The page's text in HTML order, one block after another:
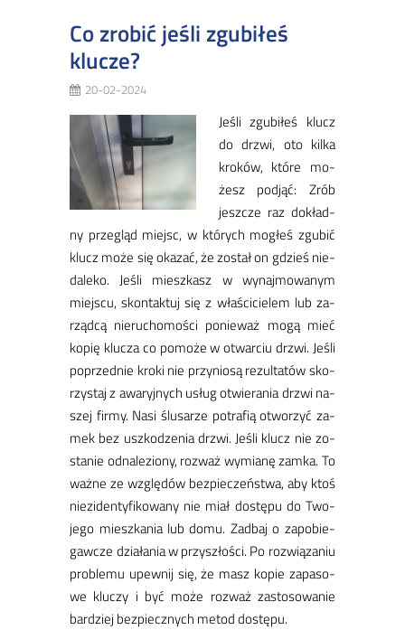
Co zrobić jeśli zgubiłeś
klucze?
20-02-2024
Je­śli zgu­bi­łeś klucz
do drzwi, oto kil­ka
kro­ków, któ­re mo­
żesz pod­jąć: Zrób
jesz­cze raz do­kład­
ny prze­gląd miejsc, w któ­rych mo­głeś zgu­bić
klucz mo­że się oka­zać, że zo­stał on gdzieś nie­
da­le­ko. Je­śli miesz­kasz w wy­naj­mo­wa­nym
miej­scu, skon­tak­tuj się z wła­ści­cie­lem lub za­
rząd­cą nie­ru­cho­mo­ści po­nie­waż mo­gą mieć
ko­pię klu­cza co pomo­że w otwar­ciu drzwi. Je­śli
po­przed­nie kro­ki nie przy­nio­są re­zul­ta­tów sko­
rzy­staj z awa­ryj­nych usług otwie­ra­nia drzwi na­
szej fir­my. Na­si ślu­sa­rze po­tra­fią otwo­rzyć za­
mek bez uszko­dze­nia drzwi. Je­śli klucz nie zo­
sta­nie od­na­le­zio­ny, roz­waż wy­mia­nę zam­ka. To
waż­ne ze wzglę­dów bez­pie­czeń­stwa, aby ktoś
nie­zi­den­ty­fi­ko­wa­ny nie miał do­stę­pu do Two­
je­go miesz­ka­nia lub do­mu. Zad­baj o za­po­bie­
gaw­cze dzia­ła­nia w przy­szło­ści. Po roz­wią­za­niu
pro­ble­mu upew­nij się, że masz ko­pie za­pa­so­
we klu­czy i być mo­że roz­waż za­sto­so­wa­nie
bar­dziej bez­piecz­nych me­tod do­stę­pu.